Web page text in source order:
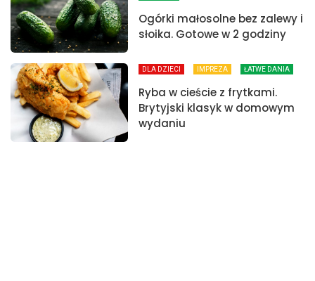
Ogórki małosolne bez zalewy i
słoika. Gotowe w 2 godziny
DLA DZIECI IMPREZA ŁATWE DANIA
Ryba w cieście z frytkami.
Brytyjski klasyk w domowym
wydaniu